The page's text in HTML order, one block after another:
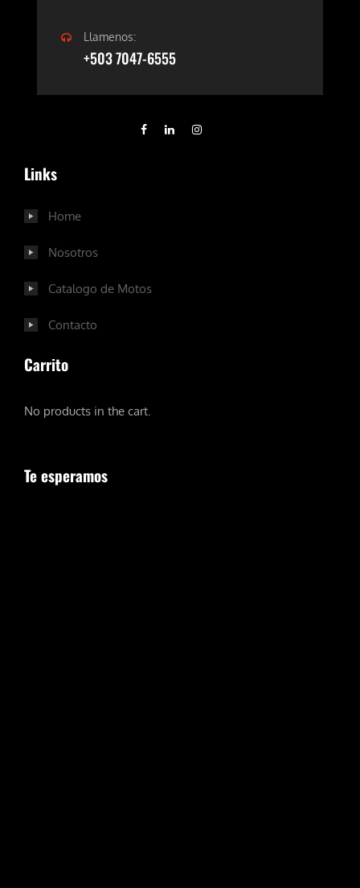
Llamenos:
+503 7047-6555
Links
Home
Nosotros
Catalogo de Motos
Contacto
Carrito
No products in the cart.
Te esperamos